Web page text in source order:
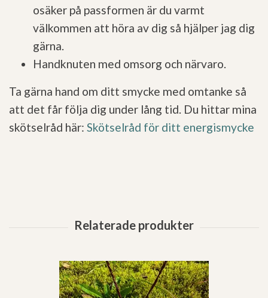
osäker på passformen är du varmt
välkommen att höra av dig så hjälper jag dig
gärna.
Handknuten med omsorg och närvaro.
Ta gärna hand om ditt smycke med omtanke så
att det får följa dig under lång tid. Du hittar mina
skötselråd här: Skötselråd för ditt energismycke